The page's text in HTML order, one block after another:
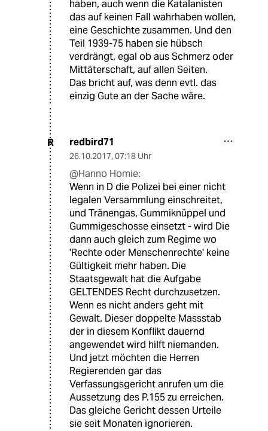
haben, auch wenn die Katalanisten
das auf keinen Fall wahrhaben wollen,
eine Geschichte zusammen. Und den
Teil 1939-75 haben sie hübsch
verdrängt, egal ob aus Schmerz oder
Mittäterschaft, auf allen Seiten.
Das bricht auf, was denn evtl. das
einzig Gute an der Sache wäre.
R redbird71
26.10.2017, 07:18 Uhr
@Hanno Homie:
Wenn in D die Polizei bei einer nicht
legalen Versammlung einschreitet,
und Tränengas, Gummiknüppel und
Gummigeschosse einsetzt - wird Die
dann auch gleich zum Regime wo
'Rechte oder Menschenrechte' keine
Gültigkeit mehr haben. Die
Staatsgewalt hat die Aufgabe
GELTENDES Recht durchzusetzen.
Wenn es nicht anders geht mit
Gewalt. Dieser doppelte Massstab
der in diesem Konflikt dauernd
angewendet wird hilft niemanden.
Und jetzt möchten die Herren
Regierenden gar das
Verfassungsgericht anrufen um die
Aussetzung des P.155 zu erreichen.
Das gleiche Gericht dessen Urteile
sie seit Monaten ignorieren.